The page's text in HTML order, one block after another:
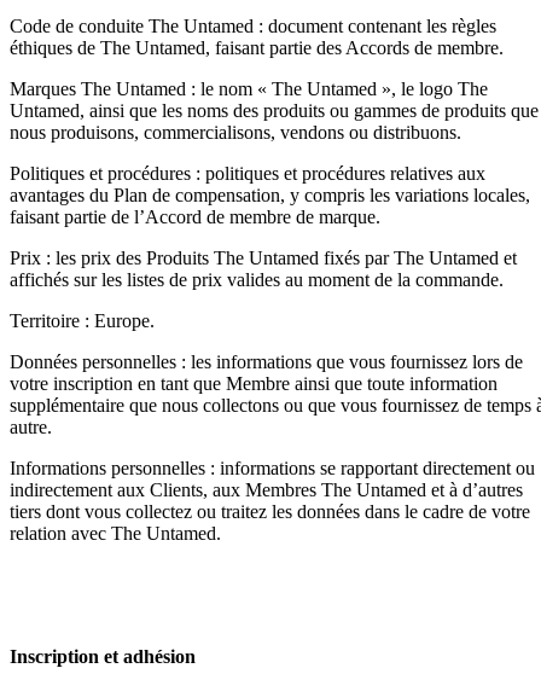
Code de conduite The Untamed : document contenant les règles
éthiques de The Untamed, faisant partie des Accords de membre.
Marques The Untamed : le nom « The Untamed », le logo The
Untamed, ainsi que les noms des produits ou gammes de produits que
nous produisons, commercialisons, vendons ou distribuons.
Politiques et procédures : politiques et procédures relatives aux
avantages du Plan de compensation, y compris les variations locales,
faisant partie de l’Accord de membre de marque.
Prix : les prix des Produits The Untamed fixés par The Untamed et
affichés sur les listes de prix valides au moment de la commande.
Territoire : Europe.
Données personnelles : les informations que vous fournissez lors de
votre inscription en tant que Membre ainsi que toute information
supplémentaire que nous collectons ou que vous fournissez de temps
autre.
Informations personnelles : informations se rapportant directement ou
indirectement aux Clients, aux Membres The Untamed et à d’autres
tiers dont vous collectez ou traitez les données dans le cadre de votre
relation avec The Untamed.
Inscription et adhésion